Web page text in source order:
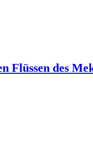
Flüssen des